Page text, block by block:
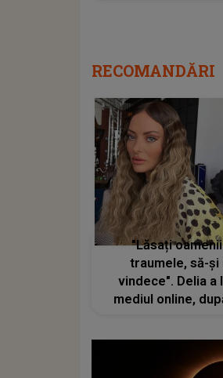
RECOMANDĂRI
"Lăsați
traumele, să-și
vindece". Delia a
mediul online,